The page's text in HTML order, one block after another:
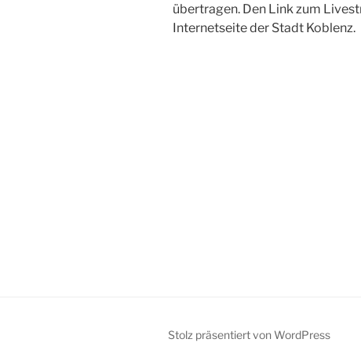
übertragen. Den Link zum
Internetseite der Stadt Koblenz.
Stolz präsentiert von WordPress